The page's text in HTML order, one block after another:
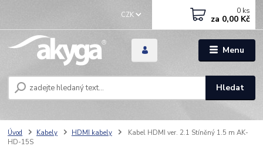
Menu
CZK
Hledat
0 ks
za 0,00 Kč
Úvod Kabely HDMI kabely
Kabel HDMI ver. 2.1 Stíněný 1.5 m AK-
HD-15S